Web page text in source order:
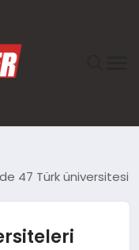
47 Türk üniversitesi